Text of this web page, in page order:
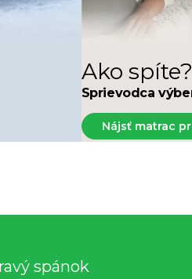
Zdravotné doplňky
Prestieradlá
Ako spíte?
Sprievodca
Nájsť matrac
spánok